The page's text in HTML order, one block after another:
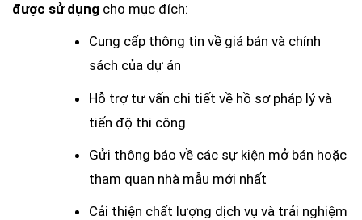
được sử dụng cho mục đích:
Cung cấp thông tin về giá bán và chính
sách của dự án
Hỗ trợ tư vấn chi tiết về hồ sơ pháp lý và
tiến độ thi công
Gửi thông báo về các sự kiện mở bán hoặc
tham quan nhà mẫu mới nhất
Cải thiện chất lượng dịch vụ và trải nghiệm